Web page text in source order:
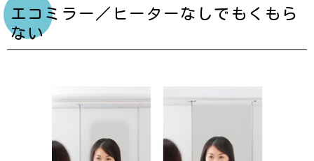
エコミラー／ヒーターなしでもくもら
ない